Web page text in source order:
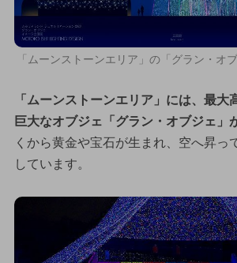
「ムーンストーンエリア」の「グラン・
「ムーンストーンエリア」には、最大
巨大なオブジェ「グラン・オブジェ」
くから黄金や宝石が生まれ、空へ昇っ
しています。